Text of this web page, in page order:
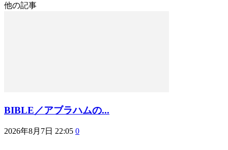
他の記事
BIBLE／アブラハムの...
2026年8月7日 22:05 0